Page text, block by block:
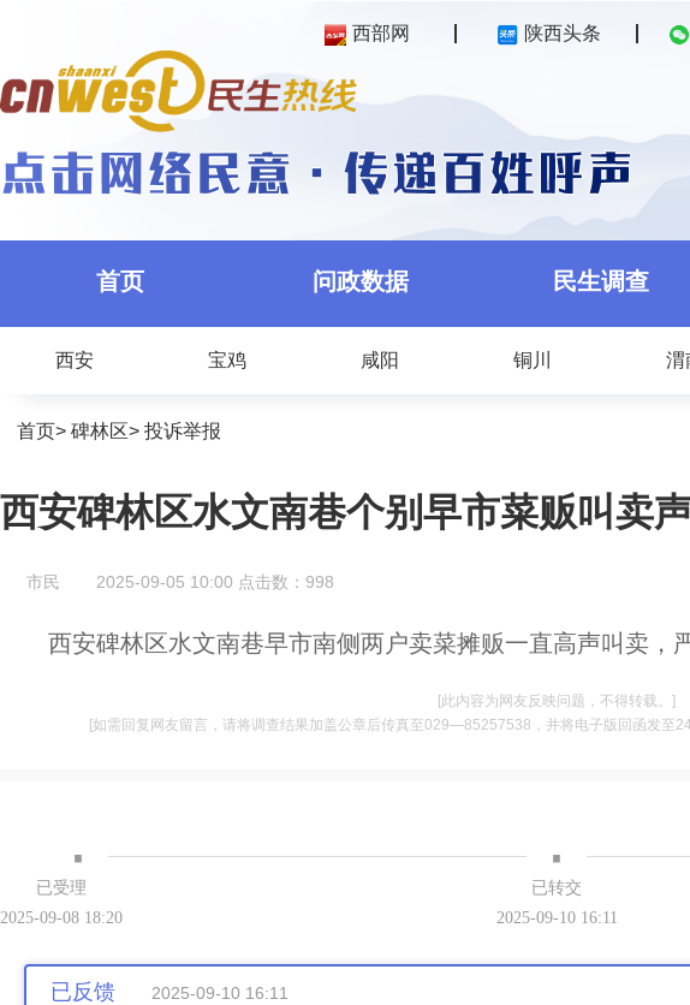
西部网 陕西头条
首页 问政数据 民生调查
西安 宝鸡 咸阳 铜川 渭
首页> 碑林区> 投诉举报
西安碑林区水文南巷个别早市菜贩叫卖
市民 2025-09-05 10:00 点击数： 998
西安碑林区水文南巷早市南侧两户卖菜摊贩一直高声叫卖，
[此内容为网友反映问题，不得转载。]
[如需回复网友留言，请将调查结果加盖公章后传真至029—85257538，并将电子版回函发至
· ·
已受理
2025-09-08 18:20
已转交
2025-09-10 16:11
已反馈 2025-09-10 16:11